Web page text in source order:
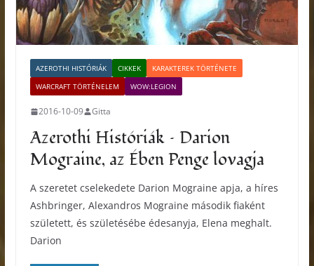
AZEROTHI HISTÓRIÁK CIKKEK
KARAKTEREK TÖRTÉNETE
WARCRAFT TÖRTÉNELEM
WOW:LEGION
2016-10-09 Gitta
Azerothi Históriák – Darion
Mograine, az Ében Penge lovagja
A szeretet cselekedete Darion Mograine apja, a híres
Ashbringer, Alexandros Mograine második fiaként
született, és születésébe édesanyja, Elena meghalt.
Darion